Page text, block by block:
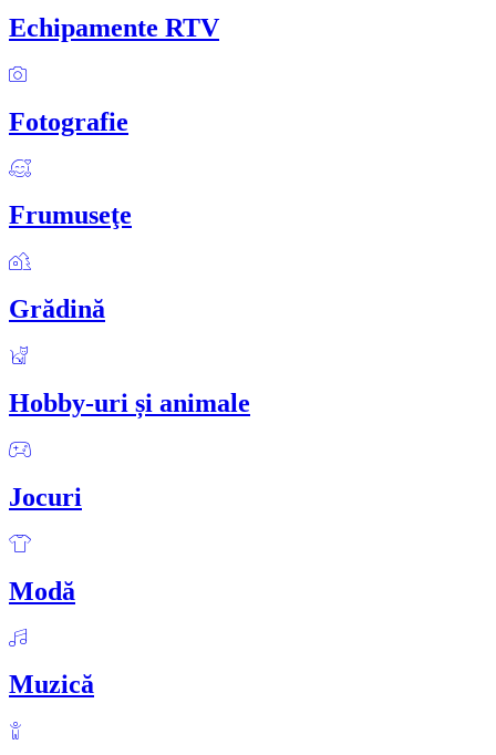
Echipamente RTV
Fotografie
Frumuseţe
Grădină
Hobby-uri și animale
Jocuri
Modă
Muzică